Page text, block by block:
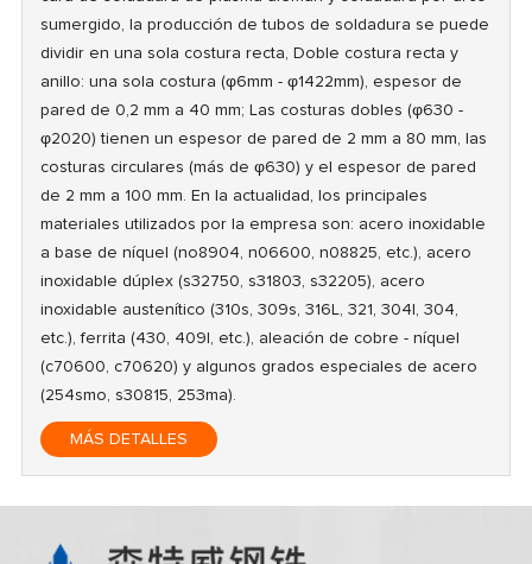
sumergido, la producción de tubos de soldadura se puede
dividir en una sola costura recta, Doble costura recta y
anillo: una sola costura (φ6mm - φ1422mm), espesor de
pared de 0,2 mm a 40 mm; Las costuras dobles (φ630 -
φ2020) tienen un espesor de pared de 2 mm a 80 mm, las
costuras circulares (más de φ630) y el espesor de pared
de 2 mm a 100 mm. En la actualidad, los principales
materiales utilizados por la empresa son: acero inoxidable
a base de níquel (no8904, n06600, n08825, etc.), acero
inoxidable dúplex (s32750, s31803, s32205), acero
inoxidable austenítico (310s, 309s, 316L, 321, 304l, 304,
etc.), ferrita (430, 409l, etc.), aleación de cobre - níquel
(c70600, c70620) y algunos grados especiales de acero
(254smo, s30815, 253ma).
MÁS DETALLES